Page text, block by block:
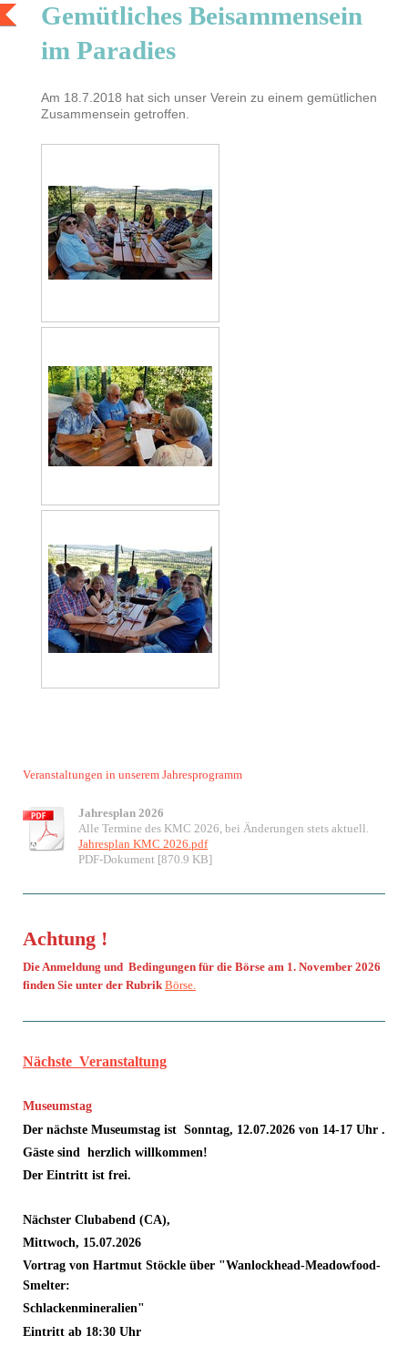
Gemütliches Beisammensein
im Paradies
Am 18.7.2018 hat sich unser Verein zu einem gemütlichen
Zusammensein getroffen.
Veranstaltungen in unserem Jahresprogramm
Jahresplan 2026
Alle Termine des KMC 2026, bei Änderungen stets aktuell.
Jahresplan KMC 2026.pdf
PDF-Dokument [870.9 KB]
Achtung !
Die Anmeldung und Bedingungen für die Börse am 1. November 2026
finden Sie unter der Rubrik Börse.
Nächste Veranstaltung
Museumstag
Der nächste Museumstag ist Sonntag, 12.07.2026 von 14-17 Uhr .
Gäste sind herzlich willkommen!
Der Eintritt ist frei.
Nächster Clubabend (CA),
Mittwoch, 15.07.2026
Vortrag von Hartmut Stöckle über "Wanlockhead-Meadowfood-
Smelter:
Schlackenmineralien"
Eintritt ab 18:30 Uhr